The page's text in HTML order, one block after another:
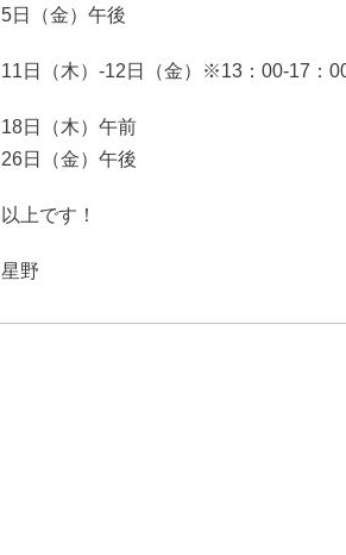
5日（金）午後
11日（木）-12日（金）※13：00-17：
18日（木）午前
26日（金）午後
以上です！
星野